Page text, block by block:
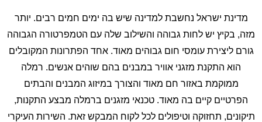
מדינת ישראל נחשבת למדינה שיש בה ימים חמים רבים. יותר
מזה, בקיץ יש לחות גבוהה והשילוב שלה עם הטמפרטורה הגבוהה
גורם ליצירת עומסי חום גבוהים מאוד. אחד הפתרונות המקובלים
הוא התקנת מזגני אוויר במבנים בהם שוהים אנשים. רמלה
ממוקמת באזור חם מאוד והצורך במיזוג המבנים והבתים
הפרטיים קיים בה מאוד. טכנאי מזגנים ברמלה מבצע התקנות,
תיקונים, תחזוקה וטיפולים לכל לקוח המבקש זאת. השירות העיקרי